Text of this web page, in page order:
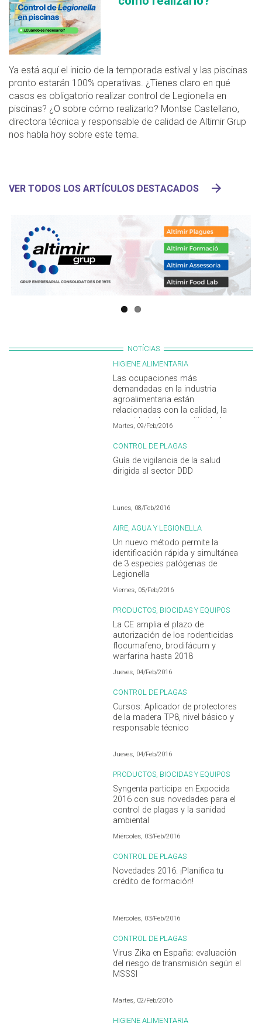
Ya está aquí el inicio de la temporada estival y las piscinas
pronto estarán 100% operativas. ¿Tienes claro en qué
casos es obligatorio realizar control de Legionella en
piscinas? ¿O sobre cómo realizarlo? Montse Castellano,
directora técnica y responsable de calidad de Altimir Grup
nos habla hoy sobre este tema.
VER TODOS LOS ARTÍCULOS DESTACADOS
NOTÍCIAS
HIGIENE ALIMENTARIA
Las ocupaciones más
demandadas en la industria
agroalimentaria están
relacionadas con la calidad, la
seguridad y la competitividad
Martes, 09/Feb/2016
CONTROL DE PLAGAS
Guía de vigilancia de la salud
dirigida al sector DDD
Lunes, 08/Feb/2016
AIRE, AGUA Y LEGIONELLA
Un nuevo método permite la
identificación rápida y simultánea
de 3 especies patógenas de
Legionella
Viernes, 05/Feb/2016
PRODUCTOS, BIOCIDAS Y EQUIPOS
La CE amplia el plazo de
autorización de los rodenticidas
flocumafeno, brodifácum y
warfarina hasta 2018
Jueves, 04/Feb/2016
CONTROL DE PLAGAS
Cursos: Aplicador de protectores
de la madera TP8, nivel básico y
responsable técnico
Jueves, 04/Feb/2016
PRODUCTOS, BIOCIDAS Y EQUIPOS
Syngenta participa en Expocida
2016 con sus novedades para el
control de plagas y la sanidad
ambiental
Miércoles, 03/Feb/2016
CONTROL DE PLAGAS
Novedades 2016. ¡Planifica tu
crédito de formación!
Miércoles, 03/Feb/2016
CONTROL DE PLAGAS
Virus Zika en España: evaluación
del riesgo de transmisión según el
MSSSI
Martes, 02/Feb/2016
HIGIENE ALIMENTARIA